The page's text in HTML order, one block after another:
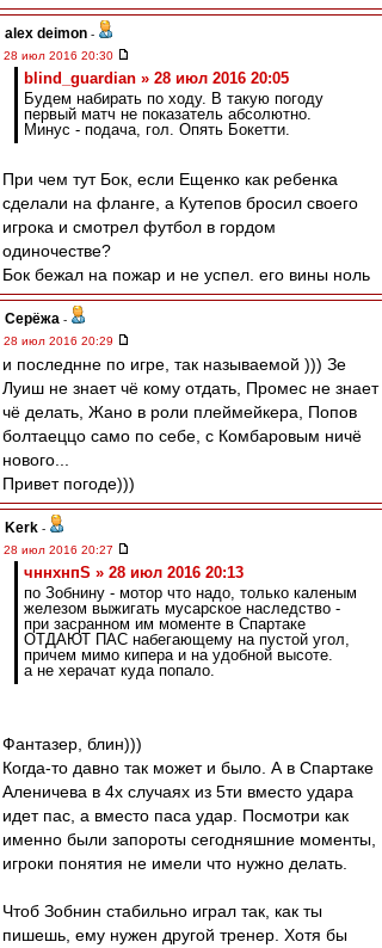
alex deimon -
28 июл 2016 20:30
blind_guardian » 28 июл 2016 20:05
Будем набирать по ходу. В такую погоду
первый матч не показатель абсолютно.
Минус - подача, гол. Опять Бокетти.
При чем тут Бок, если Ещенко как ребенка
сделали на фланге, а Кутепов бросил своего
игрока и смотрел футбол в гордом
одиночестве?
Бок бежал на пожар и не успел. его вины ноль
Серёжа -
28 июл 2016 20:29
и последнне по игре, так называемой ))) Зе
Луиш не знает чё кому отдать, Промес не знает
чё делать, Жано в роли плеймейкера, Попов
болтаеццо само по себе, с Комбаровым ничё
нового...
Привет погоде)))
Kerk -
28 июл 2016 20:27
чннхнпS » 28 июл 2016 20:13
по Зобнину - мотор что надо, только каленым
железом выжигать мусарское наследство -
при засранном им моменте в Спартаке
ОТДАЮТ ПАС набегающему на пустой угол,
причем мимо кипера и на удобной высоте.
а не херачат куда попало.
Фантазер, блин)))
Когда-то давно так может и было. А в Спартаке
Аленичева в 4х случаях из 5ти вместо удара
идет пас, а вместо паса удар. Посмотри как
именно были запороты сегодняшние моменты,
игроки понятия не имели что нужно делать.
Чтоб Зобнин стабильно играл так, как ты
пишешь, ему нужен другой тренер. Хотя бы